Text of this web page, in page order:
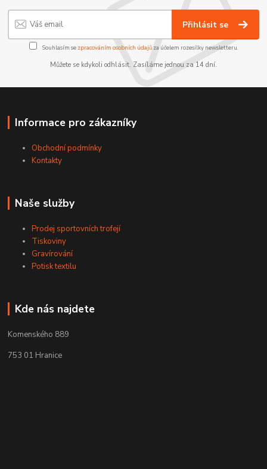
Přihlásit se
Souhlasím se zpracováním osobních údajůza účelem rozesílky newsletteru.
Můžete se kdykoli odhlásit. Zasíláme jednou za 14 dní.
Informace pro zákazníky
Obchodní podmínky
Kontakty
Naše služby
Prodej sportovních trofejí
Tiskoviny
Gravírování
Potisk textilu
Kde nás najdete
Komenského 889
753 01 Hranice